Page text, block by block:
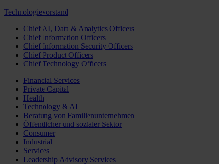
Technologievorstand
Chief AI, Data & Analytics Officers
Chief Information Officers
Chief Information Security Officers
Chief Product Officers
Chief Technology Officers
Financial Services
Private Capital
Health
Technology & AI
Beratung von Familienunternehmen
Öffentlicher und sozialer Sektor
Consumer
Industrial
Services
Leadership Advisory Services